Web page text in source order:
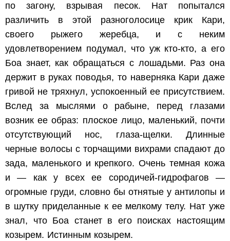
по загону, взрывая песок. Нат попытался
различить в этой разноголосице крик Кари,
своего рыжего жеребца, и с неким
удовлетворением подумал, что уж кто-кто, а его
Боа знает, как обращаться с лошадьми. Раз она
держит в руках поводья, то наверняка Кари даже
гривой не тряхнул, успокоенный ее присутствием.
Вслед за мыслями о рабыне, перед глазами
возник ее образ: плоское лицо, маленький, почти
отсутствующий нос, глаза-щелки. Длинные
черные волосы с торчащими вихрами спадают до
зада, маленького и крепкого. Очень темная кожа
и — как у всех ее сородичей-гидрофагов —
огромные груди, словно бы отнятые у антилопы и
в шутку приделанные к ее мелкому телу. Нат уже
знал, что Боа станет в его поисках настоящим
козырем. Истинным козырем.